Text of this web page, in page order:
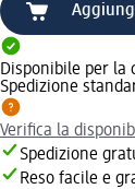
Disponibile per la
Spedizione
Verifica la
Spedizione
Reso facile e